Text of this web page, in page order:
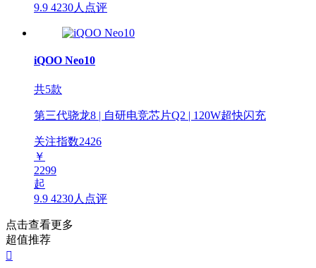
9.9 4230人点评
iQOO Neo10
共5款
第三代骁龙8 | 自研电竞芯片Q2 | 120W超快闪充
关注指数2426
￥
2299
起
9.9 4230人点评
点击查看更多
超值推荐
